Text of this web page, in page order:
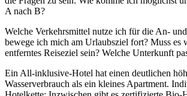
A nach B?
Welche Verkehrsmittel nutze ich für die An-
bewege ich mich am Urlaubsziel fort? Muss
entferntes Reiseziel sein? Welche Unterkunft
Ein All-inklusive-Hotel hat einen deutlichen
Wasserverbrauch als ein kleines Apartment.